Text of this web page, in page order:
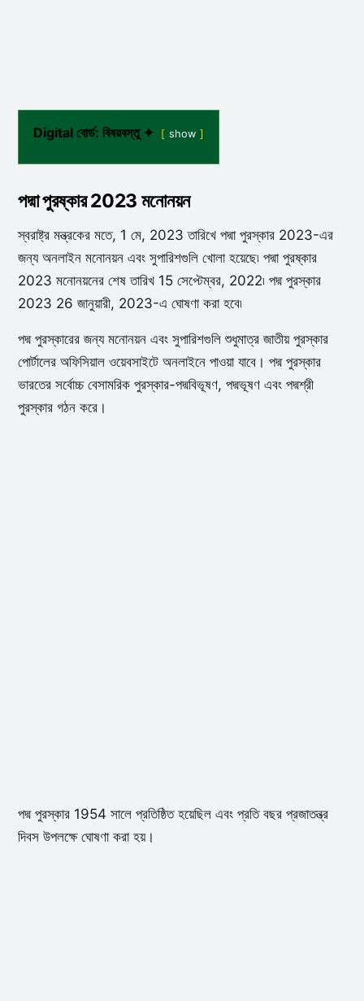
Digital বোর্ড: বিষয়বস্তু ✦ show
পদ্মা পুরষ্কার 2023 মনোনয়ন
স্বরাষ্ট্র মন্ত্রকের মতে, 1 মে, 2023 তারিখে পদ্মা পুরস্কার 2023-এর
জন্য অনলাইন মনোনয়ন এবং সুপারিশগুলি খোলা হয়েছে৷ পদ্মা পুরষ্কার
2023 মনোনয়নের শেষ তারিখ 15 সেপ্টেম্বর, 2022৷ পদ্ম পুরস্কার
2023 26 জানুয়ারী, 2023-এ ঘোষণা করা হবে৷
পদ্ম পুরস্কারের জন্য মনোনয়ন এবং সুপারিশগুলি শুধুমাত্র জাতীয় পুরস্কার
পোর্টালের অফিসিয়াল ওয়েবসাইটে অনলাইনে পাওয়া যাবে। পদ্ম পুরস্কার
ভারতের সর্বোচ্চ বেসামরিক পুরস্কার-পদ্মবিভূষণ, পদ্মভূষণ এবং পদ্মশ্রী
পুরস্কার গঠন করে।
পদ্ম পুরস্কার 1954 সালে প্রতিষ্ঠিত হয়েছিল এবং প্রতি বছর প্রজাতন্ত্র
দিবস উপলক্ষে ঘোষণা করা হয়।